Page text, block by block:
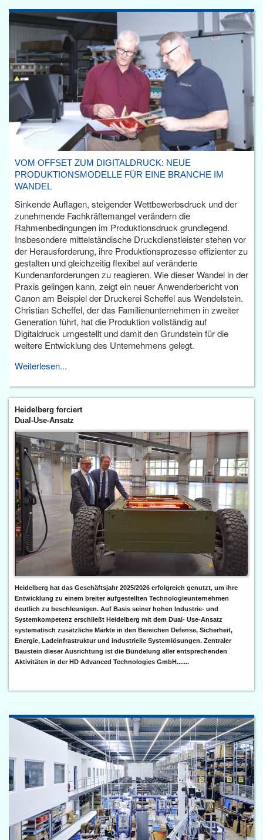
VOM OFFSET ZUM DIGITALDRUCK: NEUE
PRODUKTIONSMODELLE FÜR EINE BRANCHE IM
WANDEL
Sinkende Auflagen, steigender Wettbewerbsdruck und der
zunehmende Fachkräftemangel verändern die
Rahmenbedingungen im Produktionsdruck grundlegend.
Insbesondere mittelständische Druckdienstleister stehen vor
der Herausforderung, ihre Produktionsprozesse effizienter zu
gestalten und gleichzeitig flexibel auf veränderte
Kundenanforderungen zu reagieren. Wie dieser Wandel in der
Praxis gelingen kann, zeigt ein neuer Anwenderbericht von
Canon am Beispiel der Druckerei Scheffel aus Wendelstein.
Christian Scheffel, der das Familienunternehmen in zweiter
Generation führt, hat die Produktion vollständig auf
Digitaldruck umgestellt und damit den Grundstein für die
weitere Entwicklung des Unternehmens gelegt.
Weiterlesen...
Heidelberg forciert
Dual-Use-Ansatz
Heidelberg hat das Geschäftsjahr 2025/2026 erfolgreich genutzt, um ihre
Entwicklung zu einem breiter aufgestellten Technologieunternehmen
deutlich zu beschleunigen. Auf Basis seiner hohen Industrie- und
Systemkompetenz erschließt Heidelberg mit dem Dual- Use-Ansatz
systematisch zusätzliche Märkte in den Bereichen Defense, Sicherheit,
Energie, Ladeinfrastruktur und industrielle Systemlösungen. Zentraler
Baustein dieser Ausrichtung ist die Bündelung aller entsprechenden
Aktivitäten in der HD Advanced Technologies GmbH.......